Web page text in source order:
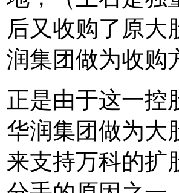
后又收购了原大
润集团做为收购
正是由于这一控
华润集团做为大
来支持万科的扩